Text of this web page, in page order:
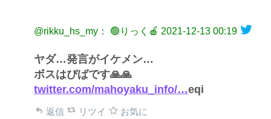
@rikku_hs_my： 🟢りっく🍎 2021-12-13 00:19
ヤダ…発言がイケメン…
ボスはぴばです🙏🙏
twitter.com/mahoyaku_info/…eqi
返信 リツイ お気に